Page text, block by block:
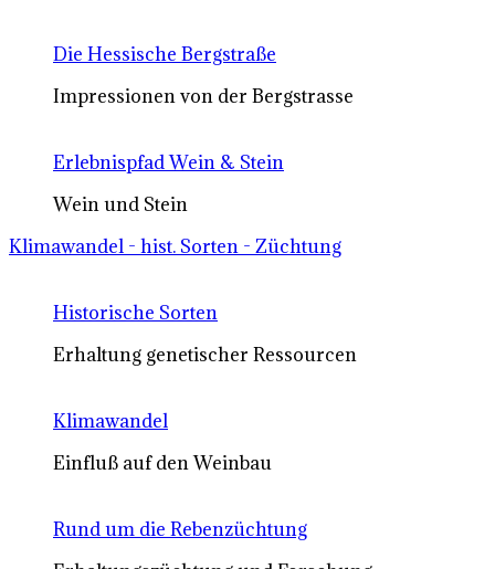
Die Hessische Bergstraße
Impressionen von der Bergstrasse
Erlebnispfad Wein & Stein
Wein und Stein
Klimawandel - hist. Sorten - Züchtung
Historische Sorten
Erhaltung genetischer Ressourcen
Klimawandel
Einfluß auf den Weinbau
Rund um die Rebenzüchtung